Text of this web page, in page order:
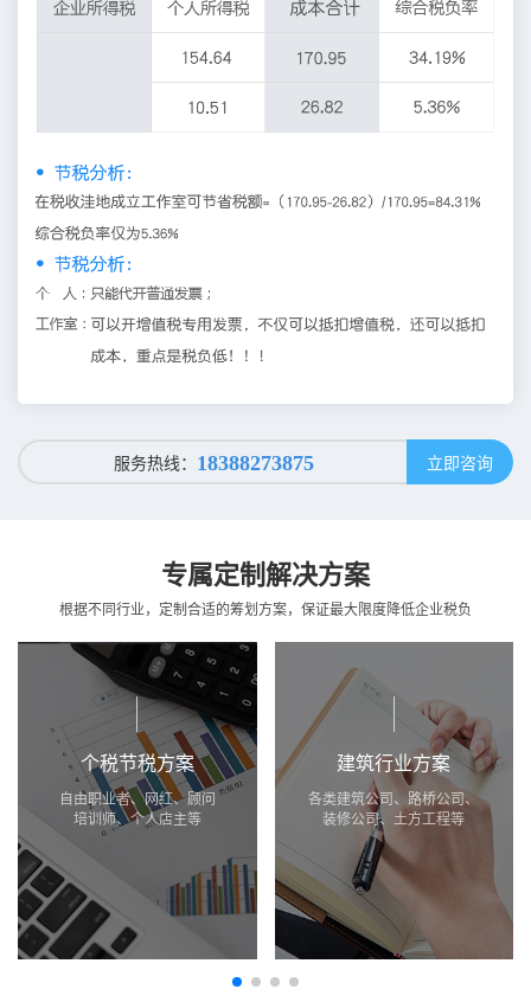
立即咨询
服务热线： 18388273875
专属定制解决方案
根据不同行业，定制合适的筹划方案，保证最大限度降低企业税负
个税节税方案
自由职业者、网红、顾问
培训师、个人店主等
建筑行业方案
各类建筑公司、路桥公司、
装修公司、土方工程等